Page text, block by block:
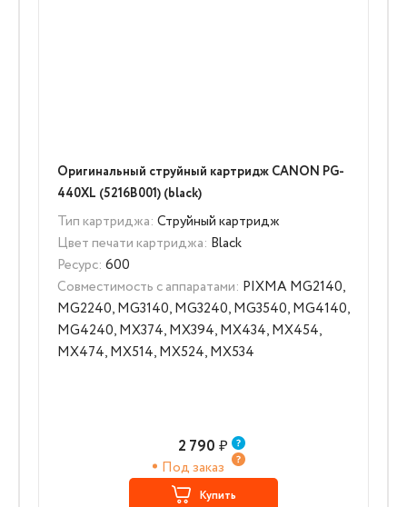
Оригинальный струйный картридж CANON PG-
440XL (5216B001) (black)
Тип картриджа: Струйный картридж
Цвет печати картриджа: Black
Ресурс: 600
Совместимость с аппаратами: PIXMA MG2140,
MG2240, MG3140, MG3240, MG3540, MG4140,
MG4240, MX374, MX394, MX434, MX454,
MX474, MX514, MX524, MX534
2 790 ₽
Под заказ
Купить